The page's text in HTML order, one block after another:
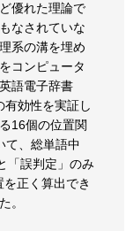
優れた理論で
なされていな
系の溝を埋め
コンピュータ
語電子辞書
効性を実証し
16個の位置関
て、総単語中
「誤判定」のみ
正く算出でき
。